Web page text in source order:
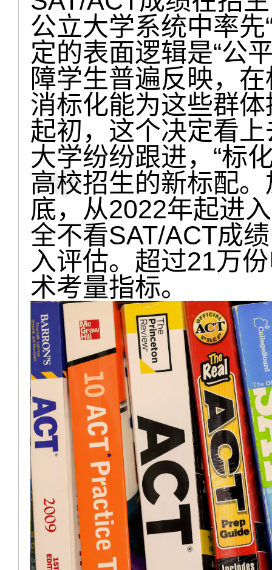
公立大学系统中率先
定的表面逻辑是“公
障学生普遍反映，
消标化能为这些群
起初，这个决定看
大学纷纷跟进，“标
高校招生的新标配
底，从2022年起进
全不看SAT/ACT成
入评估。超过21万
术考量指标。